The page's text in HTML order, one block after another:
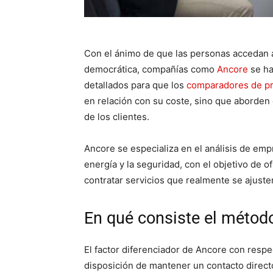
Con el ánimo de que las personas
democrática, compañías como Ancore se
detallados para que los comparadores de
en relación con su coste, sino que
de los clientes.
Ancore se especializa en el análisis de
energía y la seguridad, con el objetivo de
contratar servicios que realmente se
En qué consiste el
El factor diferenciador de Ancore con
disposición de mantener un contacto